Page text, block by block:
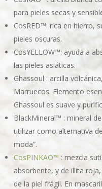
para pieles secas y
CosRED™: rica en hierro,
pieles oscuras.
CosYELLOW™: ayuda a
las pieles asiáticas.
Ghassoul : arcilla
Marruecos. Elemento
Ghassoul es suave y
BlackMineral™ : mineral
utilizar como alternativa
moda”.
CosPINKAO™ : mezcla
absorbente, y de illita
de la piel frágil. En